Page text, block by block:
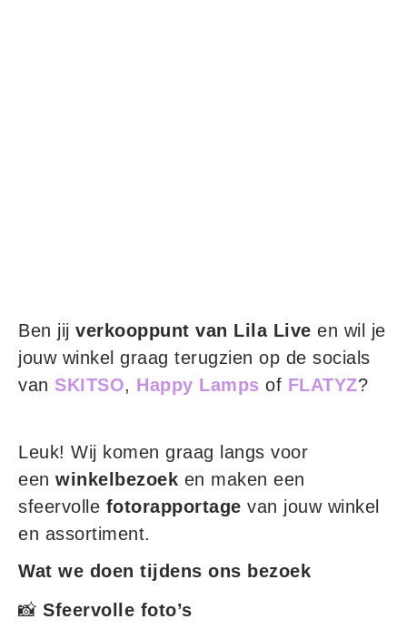
Ben jij verkooppunt van Lila Live en wil je
jouw winkel graag terugzien op de socials
van SKITSO, Happy Lamps of FLATYZ?
Leuk! Wij komen graag langs voor
een winkelbezoek en maken een
sfeervolle fotorapportage van jouw winkel
en assortiment.
Wat we doen tijdens ons bezoek
📸 Sfeervolle foto’s